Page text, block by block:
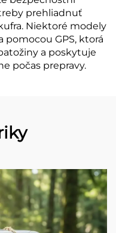
prehliadnuť
Niektoré modely
GPS, ktorá
a poskytuje
počas prepravy.